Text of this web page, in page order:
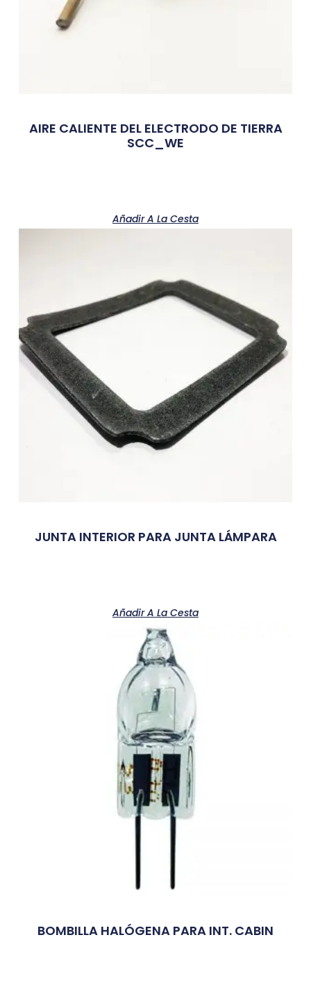
AIRE CALIENTE DEL ELECTRODO DE TIERRA
SCC_WE
Añadir A La Cesta
JUNTA INTERIOR PARA JUNTA LÁMPARA
Añadir A La Cesta
BOMBILLA HALÓGENA PARA INT. CABIN